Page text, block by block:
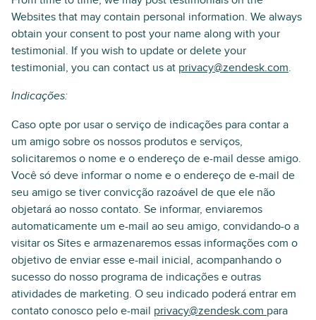
Websites that may contain personal information. We always
obtain your consent to post your name along with your
testimonial. If you wish to update or delete your
testimonial, you can contact us at privacy@zendesk.com.
Indicações:
Caso opte por usar o serviço de indicações para contar a
um amigo sobre os nossos produtos e serviços,
solicitaremos o nome e o endereço de e-mail desse amigo.
Você só deve informar o nome e o endereço de e-mail de
seu amigo se tiver convicção razoável de que ele não
objetará ao nosso contato. Se informar, enviaremos
automaticamente um e-mail ao seu amigo, convidando-o a
visitar os Sites e armazenaremos essas informações com o
objetivo de enviar esse e-mail inicial, acompanhando o
sucesso do nosso programa de indicações e outras
atividades de marketing. O seu indicado poderá entrar em
contato conosco pelo e-mail privacy@zendesk.com para